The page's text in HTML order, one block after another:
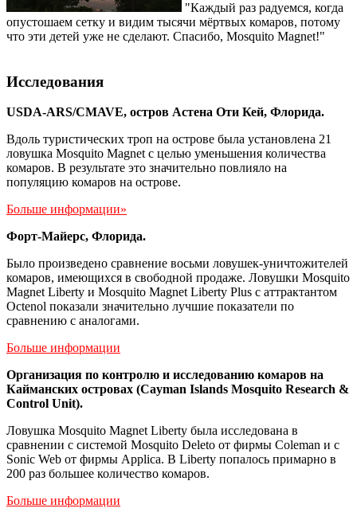
"Каждый раз радуемся, когда
опустошаем сетку и видим тысячи мёртвых комаров, потому
что эти детей уже не сделают. Спасибо, Mosquito Magnet!"
Исследования
USDA-ARS/CMAVE, остров Астена Оти Кей, Флорида.
Вдоль туристических троп на острове была установлена 21
ловушка Mosquito Magnet с целью уменьшения количества
комаров. В результате это значительно повлияло на
популяцию комаров на острове.
Больше информации»
Форт-Майерс, Флорида.
Было произведено сравнение восьми ловушек-уничтожителей
комаров, имеющихся в свободной продаже. Ловушки Mosquito
Magnet Liberty и Mosquito Magnet Liberty Plus с аттрактантом
Octenol показали значительно лучшие показатели по
сравнению с аналогами.
Больше информации
Организация по контролю и исследованию комаров на
Кайманских островах (Cayman Islands Mosquito Research &
Control Unit).
Ловушка Mosquito Magnet Liberty была исследована в
сравнении с системой Mosquito Deleto от фирмы Coleman и с
Sonic Web от фирмы Applica. В Liberty попалось примарно в
200 раз большее количество комаров.
Больше информации